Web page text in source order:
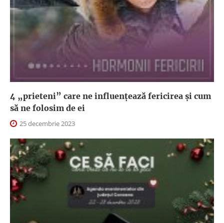
4 „prieteni” care ne influențează fericirea și cum
să ne folosim de ei
25 decembrie 2023